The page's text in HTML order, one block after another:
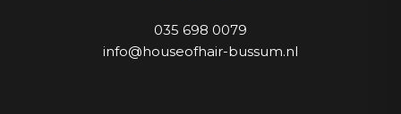
035 698 0079
info@houseofhair-bussum.nl